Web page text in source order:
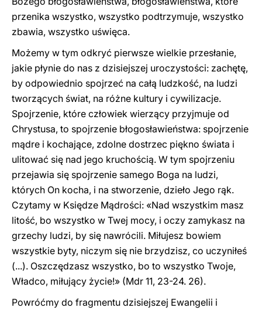
przenika wszystko, wszystko podtrzymuje, wszystko
zbawia, wszystko uświęca.
Możemy w tym odkryć pierwsze wielkie przesłanie,
jakie płynie do nas z dzisiejszej uroczystości: zachętę,
by odpowiednio spojrzeć na całą ludzkość, na ludzi
tworzących świat, na różne kultury i cywilizacje.
Spojrzenie, które człowiek wierzący przyjmuje od
Chrystusa, to spojrzenie błogosławieństwa: spojrzenie
mądre i kochające, zdolne dostrzec piękno świata i
ulitować się nad jego kruchością. W tym spojrzeniu
przejawia się spojrzenie samego Boga na ludzi,
których On kocha, i na stworzenie, dzieło Jego rąk.
Czytamy w Księdze Mądrości: «Nad wszystkim masz
litość, bo wszystko w Twej mocy, i oczy zamykasz na
grzechy ludzi, by się nawrócili. Miłujesz bowiem
wszystkie byty, niczym się nie brzydzisz, co uczyniłeś
(...). Oszczędzasz wszystko, bo to wszystko Twoje,
Władco, miłujący życie!» (Mdr 11, 23-24. 26).
Powróćmy do fragmentu dzisiejszej Ewangelii i